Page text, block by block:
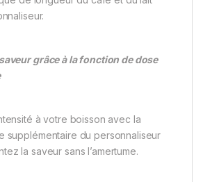
grâce à la fonction de dose
à votre boisson avec la
supplémentaire du personnaliseur
la saveur sans l’amertume.